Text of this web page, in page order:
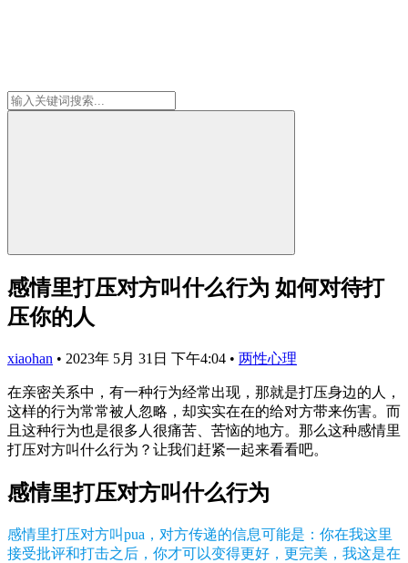
感情里打压对方叫什么行为 如何对待打
压你的人
xiaohan • 2023年 5月 31日 下午4:04 • 两性心理
在亲密关系中，有一种行为经常出现，那就是打压身边的人，
这样的行为常常被人忽略，却实实在在的给对方带来伤害。而
且这种行为也是很多人很痛苦、苦恼的地方。那么这种感情里
打压对方叫什么行为？让我们赶紧一起来看看吧。
感情里打压对方叫什么行为
感情里打压对方叫pua，对方传递的信息可能是：你在我这里
接受批评和打击之后，你才可以变得更好，更完美，我这是在